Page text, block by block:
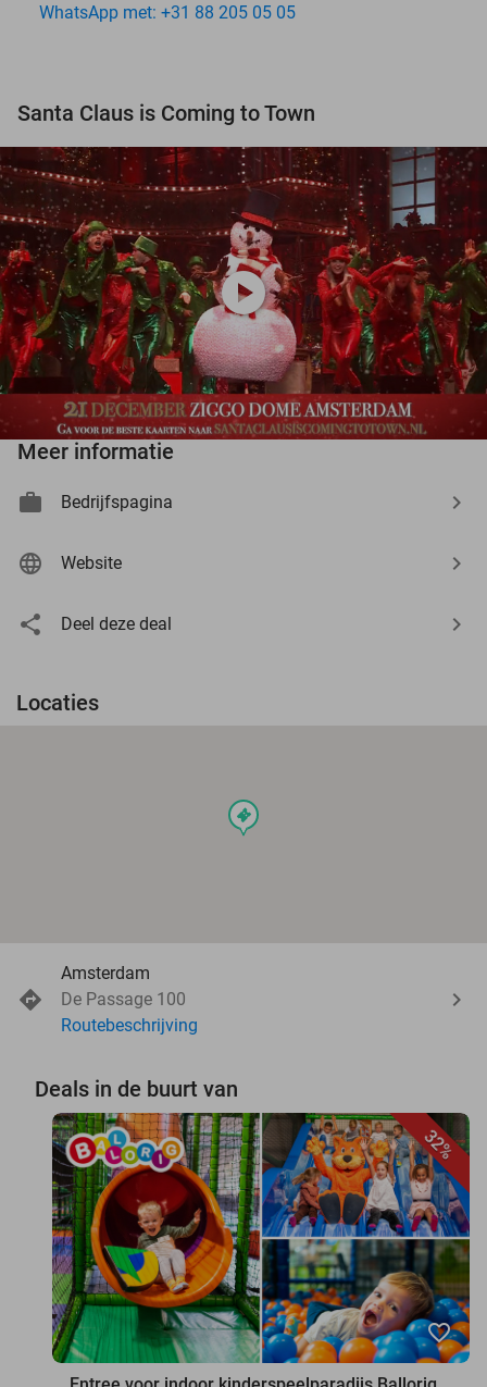
WhatsApp met: +31 88 205 05 05
Santa Claus is Coming to Town
play_circle
Meer informatie
Bedrijfspagina
Website
Deel deze deal
Locaties
events
Amsterdam
De Passage 100
Routebeschrijving
Deals in de buurt van
32%
favorite_border